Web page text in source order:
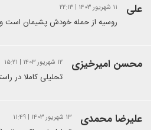
علی ۱۱ شهریور ۱۴۰۳ | ۲۲:۱۳
روسیه از حمله خودش پشیمان است و
محسن امیرخیزی ۱۲ شهریور ۱۴۰۳ | ۱۵:۲۱
تحلیلی کاملا در
علیرضا محمدی ۱۳ شهریور ۱۴۰۳ | ۱۱:۴۹